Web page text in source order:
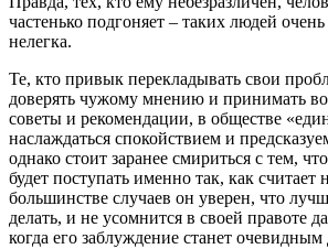
частенько подгоняет – таких людей
нелегка.
Те, кто привык перекладывать свои
доверять чужому мнению и принимать
советы и рекомендации, в обществе
наслаждаться спокойствием и
однако стоит заранее смириться с тем,
будет поступать именно так, как
большинстве случаев он уверен, что
делать, и не усомнится в своей правоте
когда его заблуждение станет